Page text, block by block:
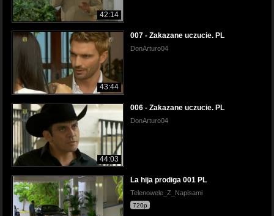
42:14
43:44
007 - Zakazane uczucie. PL
DonArturo04
44:03
006 - Zakazane uczucie. PL
DonArturo04
La hija prodiga 001 PL
Telenowele_Z_Napisami
720p